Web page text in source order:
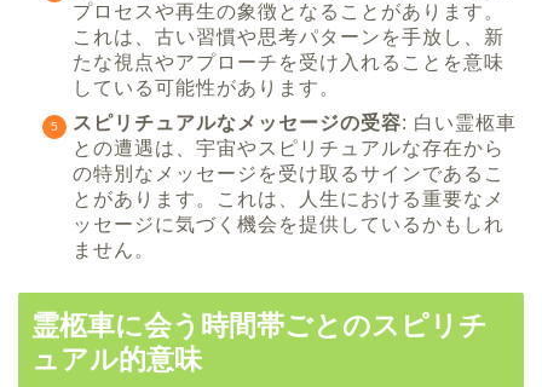
プロセスや再生の象徴となることがあります。
これは、古い習慣や思考パターンを手放し、新
たな視点やアプローチを受け入れることを意味
している可能性があります。
スピリチュアルなメッセージの受容: 白い霊柩車
との遭遇は、宇宙やスピリチュアルな存在から
の特別なメッセージを受け取るサインであるこ
とがあります。これは、人生における重要なメ
ッセージに気づく機会を提供しているかもしれ
ません。
霊柩車に会う時間帯ごとのスピリチ
ュアル的意味